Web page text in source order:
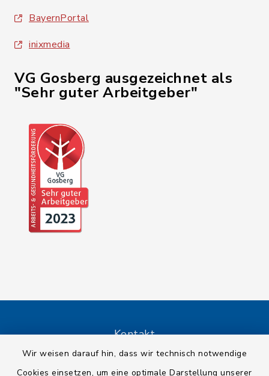
Wir weisen darauf hin, dass wir technisch notwendige
Cookies einsetzen, um eine optimale Darstellung unserer
BayernPortal
inixmedia
VG Gosberg ausgezeichnet als
"Sehr guter Arbeitgeber"
Kontakt